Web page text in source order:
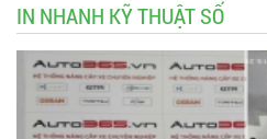
IN NHANH KỸ THUẬT SỐ